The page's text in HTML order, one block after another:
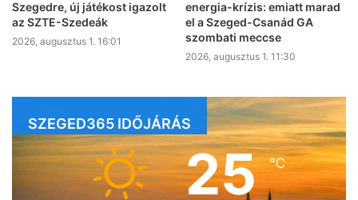
Szegedre, új játékost igazolt
az SZTE-Szedeák
2026, augusztus 1. 16:01
energia-krízis: emiatt marad
el a Szeged-Csanád GA
szombati meccse
2026, augusztus 1. 11:30
SZEGED365 IDŐJÁRÁS
25℃